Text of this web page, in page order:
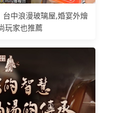
中浪漫玻璃屋,婚宴外燴
玩家也推薦